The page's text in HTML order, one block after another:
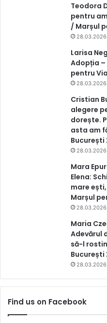
Teodora
pentru
/ Marșul
28.03.2026
Larisa
Adopția –
pentru
28.03.2026
Cristian
alegere
dorește.
asta am
București
28.03.2026
Mara
Elena:
mare
Marșul
28.03.2026
Maria
Adevărul
să-l
București
28.03.2026
Find us on Facebook